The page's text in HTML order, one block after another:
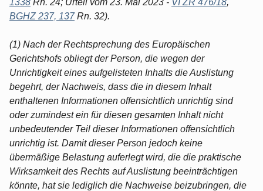
1338 Rn. 24; Urteil vom 23. Mai 2023 - VI ZR 476/18,
BGHZ 237, 137Rn. 32).
(1) Nach der Rechtsprechung des Europäischen
Gerichtshofs obliegt der Person, die wegen der
Unrichtigkeit eines aufgelisteten Inhalts die Auslistung
begehrt, der Nachweis, dass die in diesem Inhalt
enthaltenen Informationen offensichtlich unrichtig sind
oder zumindest ein für diesen gesamten Inhalt nicht
unbedeutender Teil dieser Informationen offensichtlich
unrichtig ist. Damit dieser Person jedoch keine
übermäßige Belastung auferlegt wird, die die praktische
Wirksamkeit des Rechts auf Auslistung beeinträchtigen
könnte, hat sie lediglich die Nachweise beizubringen, die